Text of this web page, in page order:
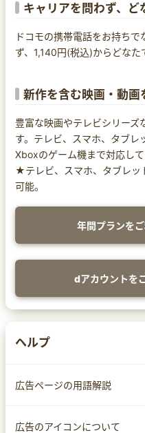
キャリアを問わず、ど
ドコモの携帯電話をお持ち
ず、1,140円(税込)からどなた
新作を含む映画・動画
豊富な映画やテレビシリーズ
す。テレビ、スマホ、タブレ
Xboxのゲーム機まで対応して
★テレビ、スマホ、タブレッ
可能。
年間プランを
dアカウントを
ヘルプ
広告ページの用語解説
広告のアイコンについて